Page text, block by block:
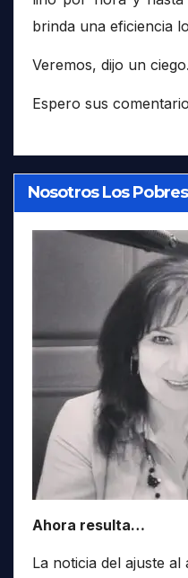
brinda una eficiencia
Veremos, dijo un ciego.
Espero sus
Nosotros Los
Ahora resulta…
La noticia del ajuste